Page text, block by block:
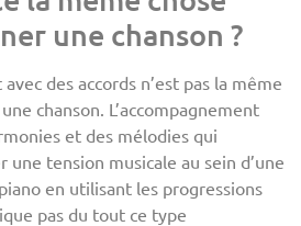
une chanson ?
des accords n’est pas la même
chanson. L’accompagnement
et des mélodies qui
une tension musicale au sein d’une
en utilisant les progressions
pas du tout ce type